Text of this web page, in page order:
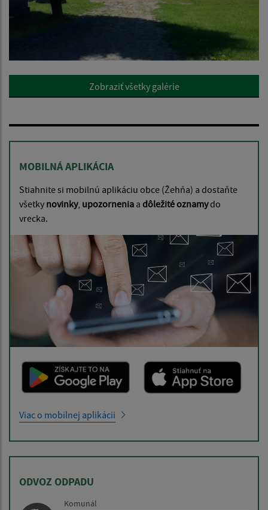
Zobraziť všetky galérie
MOBILNÁ APLIKÁCIA
Stiahnite si mobilnú aplikáciu obce (Žehňa) a dostaňte
všetky novinky, upozornenia a dôležité oznamydo
vrecka.
Viac o mobilnej aplikácii
ODVOZ ODPADU
Komunál